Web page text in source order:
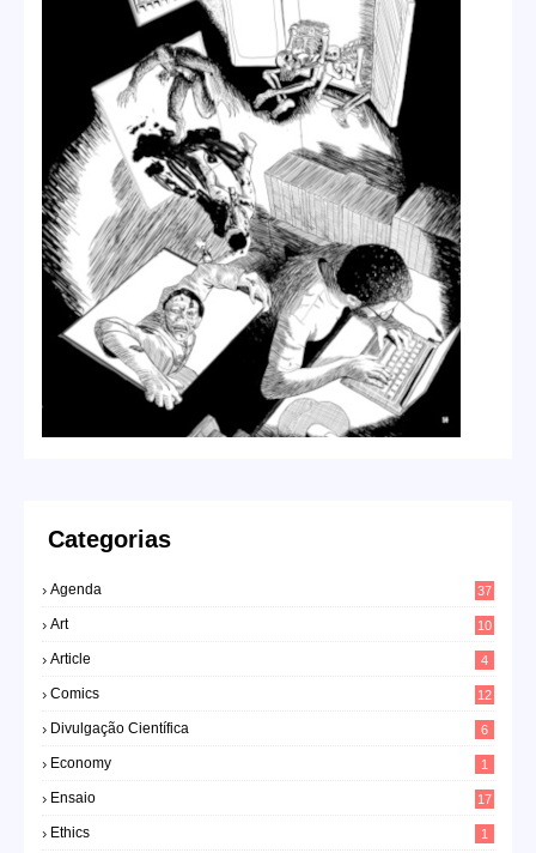
Categorias
Agenda 37
Art 10
Article 4
Comics 12
Divulgação Científica 6
Economy 1
Ensaio 17
Ethics 1